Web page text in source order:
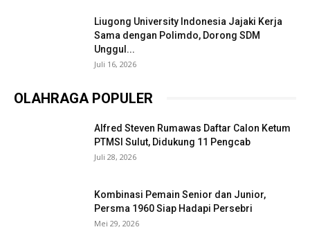
Liugong University Indonesia Jajaki Kerja
Sama dengan Polimdo, Dorong SDM
Unggul...
Juli 16, 2026
OLAHRAGA POPULER
Alfred Steven Rumawas Daftar Calon Ketum
PTMSI Sulut, Didukung 11 Pengcab
Juli 28, 2026
Kombinasi Pemain Senior dan Junior,
Persma 1960 Siap Hadapi Persebri
Mei 29, 2026